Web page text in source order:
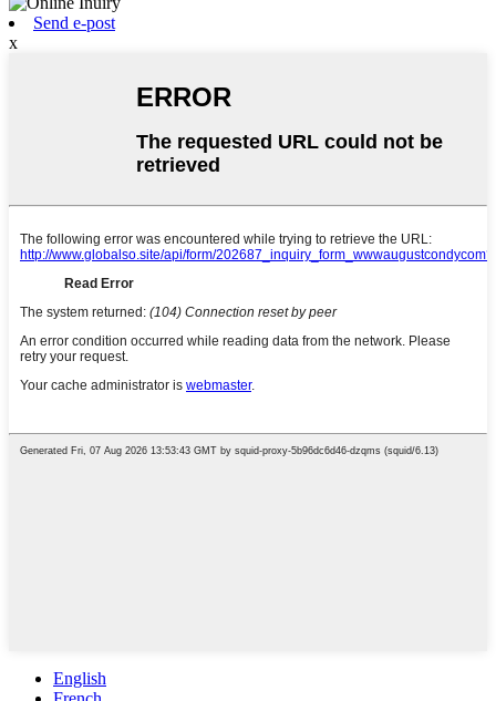
Send e-post
x
English